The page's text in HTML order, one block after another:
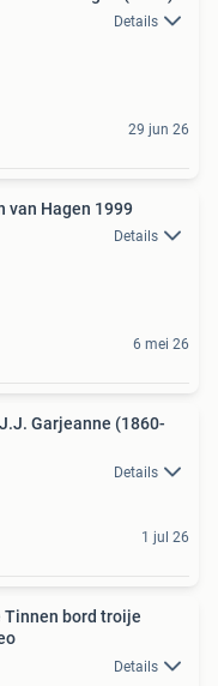
Details
29 jun 26
van Hagen 1999
Details
6 mei 26
Garjeanne (1860-
Details
1 jul 26
bord troije
Details